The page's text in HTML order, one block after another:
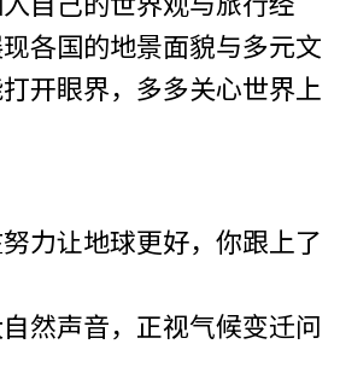
各国的地景面貌与多元文
开眼界，多多关心世界上
让地球更好，你跟上了
声音，正视气候变迁问